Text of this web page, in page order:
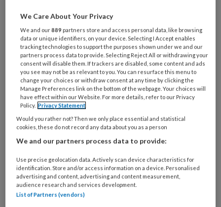
Wil je dit artikel lezen?
Maak gratis een account aan en lees 2
artikelen gratis per maand
Al een account of abonnement?Log dan in
Wat
is
e-
mailadres?
* *
je
wachtwoord* *
Kies
je
We Care About Your Privacy
We and our889 partners store and access personal data, like browsing
data or unique identifiers, on your device. Selecting I Accept enables
tracking technologies to support the purposes shown under we and our
partners process data to provide. Selecting Reject All or withdrawing your
consent will disable them. If trackers are disabled, some content and ads
you see may not be as relevant to you. You can resurface this menu to
change your choices or withdraw consent at any time by clicking the
Manage Preferences link on the bottom of the webpage. Your choices will
have effect within our Website. For more details, refer to our Privacy
Policy. Privacy Statement
Would you rather not? Then we only place essential and statistical
cookies, these do not record any data about you as a person
We and our partners process data to provide:
Use precise geolocation data. Actively scan device characteristics for
identification. Store and/or access information on a device. Personalised
advertising and content, advertising and content measurement,
audience research and services development.
List of Partners (vendors)